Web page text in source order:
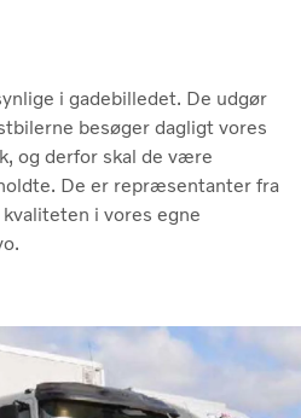
i gadebilledet. De udgør
besøger dagligt vores
og derfor skal de være
fra
i vores egne